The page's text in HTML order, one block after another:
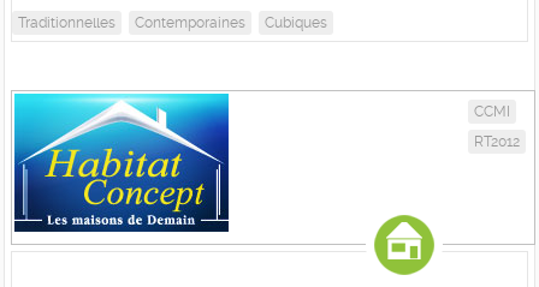
Traditionnelles Contemporaines Cubiques
CCMI
RT2012